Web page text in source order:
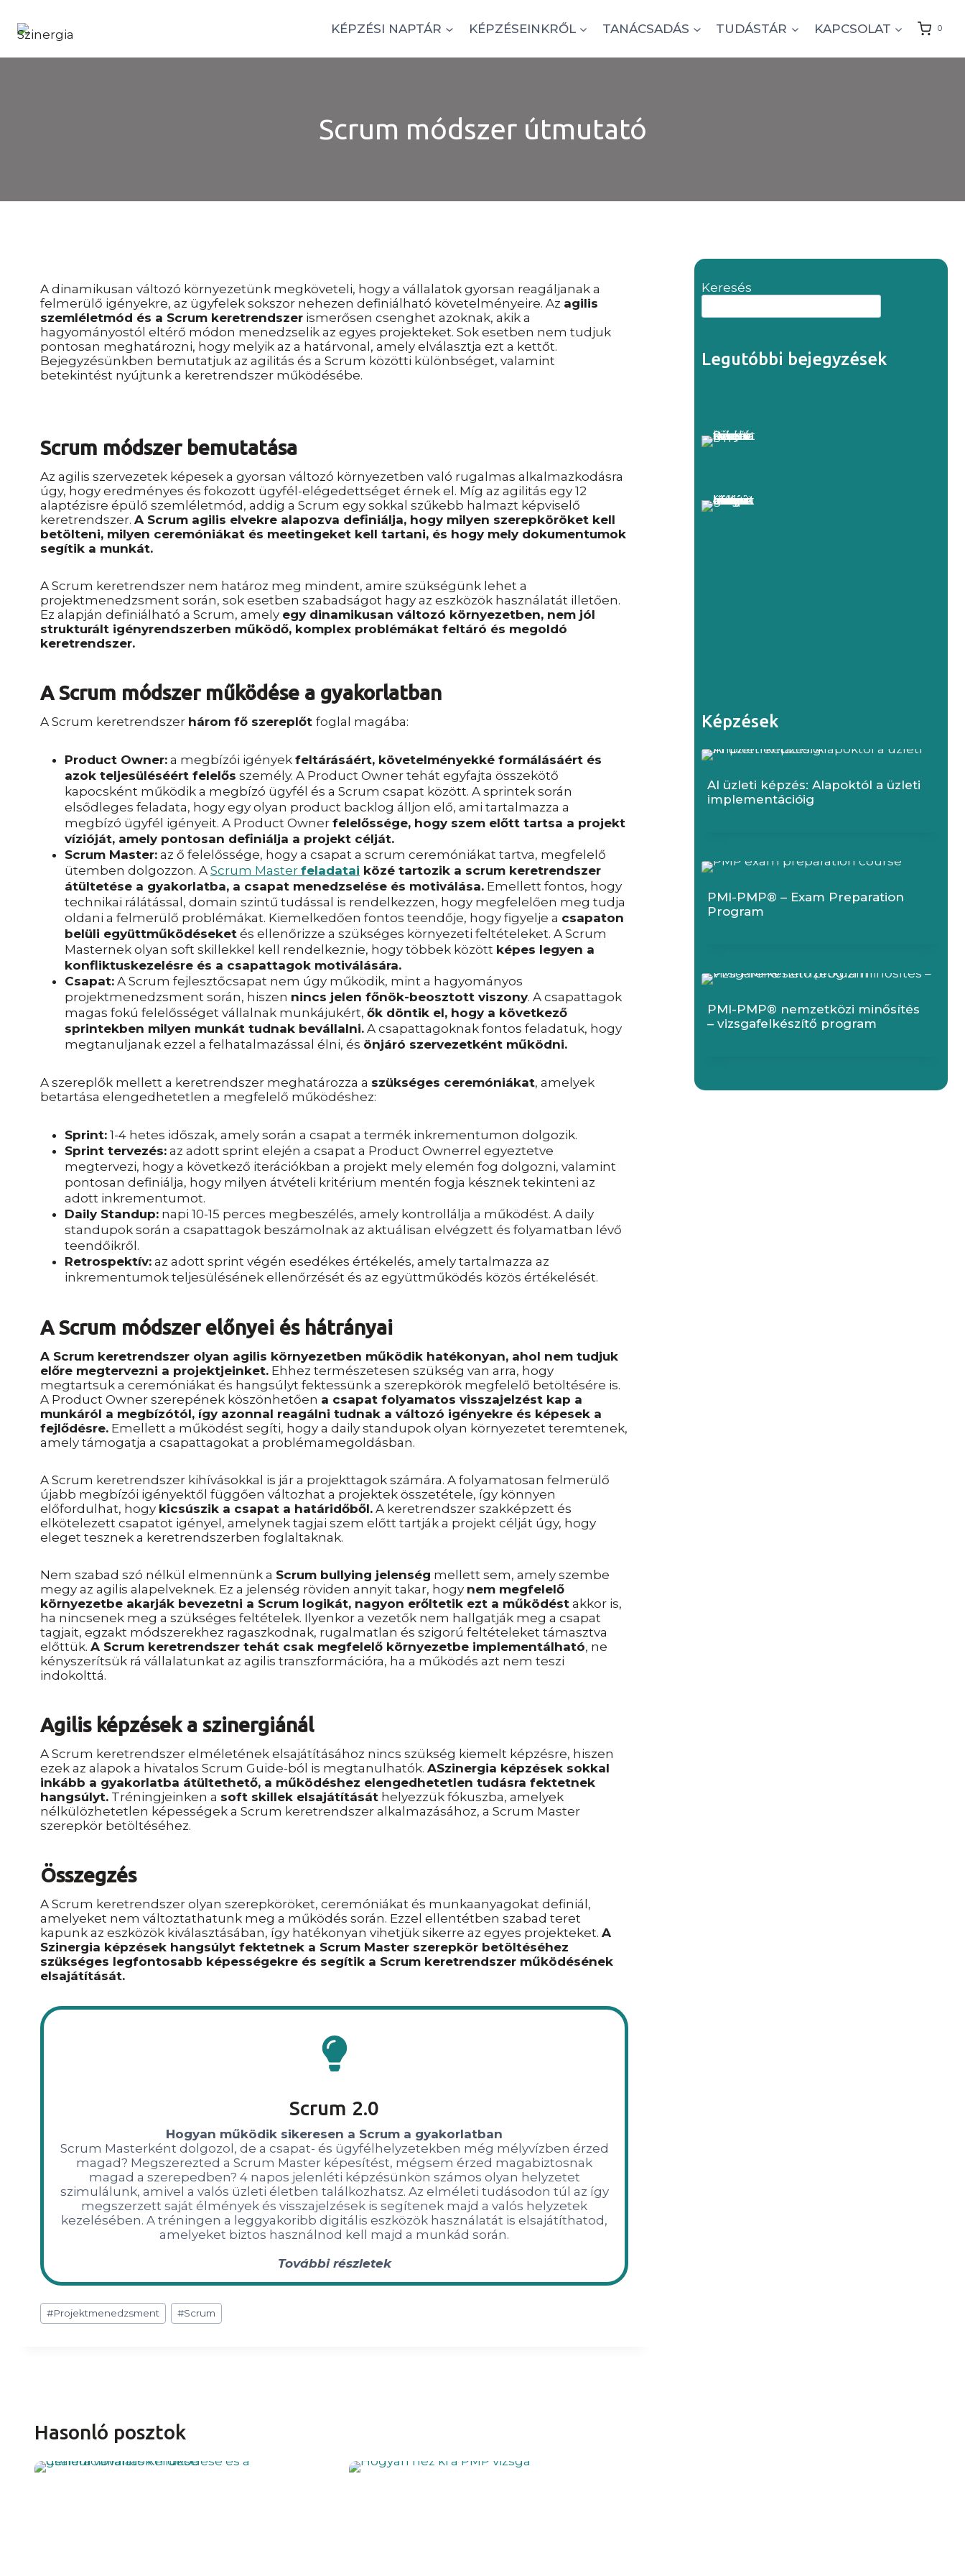
content
KÉPZÉSI NAPTÁR KÉPZÉSEINKRŐL TANÁCSADÁS TUDÁSTÁR KAPCSOLAT 0
Scrum módszer útmutató
A dinamikusan változó környezetünk megköveteli, hogy a vállalatok gyorsan reagáljanak a
felmerülő igényekre, az ügyfelek sokszor nehezen definiálható követelményeire. Az agilis
szemléletmód és a Scrum keretrendszer ismerősen csenghet azoknak, akik a
hagyományostól eltérő módon menedzselik az egyes projekteket. Sok esetben nem tudjuk
pontosan meghatározni, hogy melyik az a határvonal, amely elválasztja ezt a kettőt.
Bejegyzésünkben bemutatjuk az agilitás és a Scrum közötti különbséget, valamint
betekintést nyújtunk a keretrendszer működésébe.
Scrum módszer bemutatása
Az agilis szervezetek képesek a gyorsan változó környezetben való rugalmas alkalmazkodásra
úgy, hogy eredményes és fokozott ügyfél-elégedettséget érnek el. Míg az agilitás egy 12
alaptézisre épülő szemléletmód, addig a Scrum egy sokkal szűkebb halmazt képviselő
keretrendszer. A Scrum agilis elvekre alapozva definiálja, hogy milyen szerepköröket kell
betölteni, milyen ceremóniákat és meetingeket kell tartani, és hogy mely dokumentumok
segítik a munkát.
A Scrum keretrendszer nem határoz meg mindent, amire szükségünk lehet a
projektmenedzsment során, sok esetben szabadságot hagy az eszközök használatát illetően.
Ez alapján definiálható a Scrum, amely egy dinamikusan változó környezetben, nem jól
strukturált igényrendszerben működő, komplex problémákat feltáró és megoldó
keretrendszer.
A Scrum módszer működése a gyakorlatban
A Scrum keretrendszer három fő szereplőt foglal magába:
Product Owner: a megbízói igények feltárásáért, követelményekké formálásáért és
azok teljesüléséért felelős személy. A Product Owner tehát egyfajta összekötő
kapocsként működik a megbízó ügyfél és a Scrum csapat között. A sprintek során
elsődleges feladata, hogy egy olyan product backlog álljon elő, ami tartalmazza a
megbízó ügyfél igényeit. A Product Owner felelőssége, hogy szem előtt tartsa a projekt
vízióját, amely pontosan definiálja a projekt célját.
Scrum Master: az ő felelőssége, hogy a csapat a scrum ceremóniákat tartva, megfelelő
ütemben dolgozzon. A Scrum Master feladatai közé tartozik a scrum keretrendszer
átültetése a gyakorlatba, a csapat menedzselése és motiválása. Emellett fontos, hogy
technikai rálátással, domain szintű tudással is rendelkezzen, hogy megfelelően meg tudja
oldani a felmerülő problémákat. Kiemelkedően fontos teendője, hogy figyelje a csapaton
belüli együttműködéseket és ellenőrizze a szükséges környezeti feltételeket. A Scrum
Masternek olyan soft skillekkel kell rendelkeznie, hogy többek között képes legyen a
konfliktuskezelésre és a csapattagok motiválására.​
Csapat: A Scrum fejlesztőcsapat nem úgy működik, mint a hagyományos
projektmenedzsment során, hiszen nincs jelen főnök-beosztott viszony. A csapattagok
magas fokú felelősséget vállalnak munkájukért, ők döntik el, hogy a következő
sprintekben milyen munkát tudnak bevállalni. A csapattagoknak fontos feladatuk, hogy
megtanuljanak ezzel a felhatalmazással élni, és önjáró szervezetként működni.
A szereplők mellett a keretrendszer meghatározza a szükséges ceremóniákat, amelyek
betartása elengedhetetlen a megfelelő működéshez:
Sprint: 1-4 hetes időszak, amely során a csapat a termék inkrementumon dolgozik.
Sprint tervezés: az adott sprint elején a csapat a Product Ownerrel egyeztetve
megtervezi, hogy a következő iterációkban a projekt mely elemén fog dolgozni, valamint
pontosan definiálja, hogy milyen átvételi kritérium mentén fogja késznek tekinteni az
adott inkrementumot.
Daily Standup: napi 10-15 perces megbeszélés, amely kontrollálja a működést. A daily
standupok során a csapattagok beszámolnak az aktuálisan elvégzett és folyamatban lévő
teendőikről.
Retrospektív: az adott sprint végén esedékes értékelés, amely tartalmazza az
inkrementumok teljesülésének ellenőrzését és az együttműködés közös értékelését.
A Scrum módszer előnyei és hátrányai
A Scrum keretrendszer olyan agilis környezetben működik hatékonyan, ahol nem tudjuk
előre megtervezni a projektjeinket. Ehhez természetesen szükség van arra, hogy
megtartsuk a ceremóniákat és hangsúlyt fektessünk a szerepkörök megfelelő betöltésére is.
A Product Owner szerepének köszönhetően a csapat folyamatos visszajelzést kap a
munkáról a megbízótól, így azonnal reagálni tudnak a változó igényekre és képesek a
fejlődésre. Emellett a működést segíti, hogy a daily standupok olyan környezetet teremtenek,
amely támogatja a csapattagokat a problémamegoldásban.
A Scrum keretrendszer kihívásokkal is jár a projekttagok számára. A folyamatosan felmerülő
újabb megbízói igényektől függően változhat a projektek összetétele, így könnyen
előfordulhat, hogy kicsúszik a csapat a határidőből. A keretrendszer szakképzett és
elkötelezett csapatot igényel, amelynek tagjai szem előtt tartják a projekt célját úgy, hogy
eleget tesznek a keretrendszerben foglaltaknak.
Nem szabad szó nélkül elmennünk a Scrum bullying jelenség mellett sem, amely szembe
megy az agilis alapelveknek. Ez a jelenség röviden annyit takar, hogy nem megfelelő
környezetbe akarják bevezetni a Scrum logikát, nagyon erőltetik ezt a működést akkor is,
ha nincsenek meg a szükséges feltételek. Ilyenkor a vezetők nem hallgatják meg a csapat
tagjait, egzakt módszerekhez ragaszkodnak, rugalmatlan és szigorú feltételeket támasztva
előttük. A Scrum keretrendszer tehát csak megfelelő környezetbe implementálható, ne
kényszerítsük rá vállalatunkat az agilis transzformációra, ha a működés azt nem teszi
indokolttá.
Agilis képzések a szinergiánál
A Scrum keretrendszer elméletének elsajátításához nincs szükség kiemelt képzésre, hiszen
ezek az alapok a hivatalos Scrum Guide-ból is megtanulhatók. ASzinergia képzések sokkal
inkább a gyakorlatba átültethető, a működéshez elengedhetetlen tudásra fektetnek
hangsúlyt. Tréningjeinken a soft skillek elsajátítását helyezzük fókuszba, amelyek
nélkülözhetetlen képességek a Scrum keretrendszer alkalmazásához, a Scrum Master
szerepkör betöltéséhez.
Összegzés
A Scrum keretrendszer olyan szerepköröket, ceremóniákat és munkaanyagokat definiál,
amelyeket nem változtathatunk meg a működés során. Ezzel ellentétben szabad teret
kapunk az eszközök kiválasztásában, így hatékonyan vihetjük sikerre az egyes projekteket. A
Szinergia képzések hangsúlyt fektetnek a Scrum Master szerepkör betöltéséhez
szükséges legfontosabb képességekre és segítik a Scrum keretrendszer működésének
elsajátítását.
Scrum 2.0
Hogyan működik sikeresen a Scrum a gyakorlatban
Scrum Masterként dolgozol, de a csapat- és ügyfélhelyzetekben még mélyvízben érzed
magad? Megszerezted a Scrum Master képesítést, mégsem érzed magabiztosnak
magad a szerepedben? 4 napos jelenléti képzésünkön számos olyan helyzetet
szimulálunk, amivel a valós üzleti életben találkozhatsz. Az elméleti tudásodon túl az így
megszerzett saját élmények és visszajelzések is segítenek majd a valós helyzetek
kezelésében. A tréningen a leggyakoribb digitális eszközök használatát is elsajátíthatod,
amelyeket biztos használnod kell majd a munkád során.
További részletek
Post
Tags:
#Projektmenedzsment #Scrum
Hasonló posztok
Keresés
Legutóbbi bejegyzések
Képzések
AI üzleti képzés: Alapoktól a üzleti
implementációig
PMI-PMP® – Exam Preparation
Program
PMI-PMP® nemzetközi minősítés
– vizsgafelkészítő program